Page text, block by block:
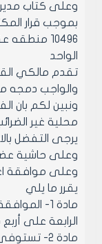
وعلى كتاب مديرية
الواحد
والواجب دمجه
محلية غير
يرجى التفضل
وعلى حاشية عضو
وعلى موافقة
يقرر ما يلي
الرابعة على
مادة 2- تستوفى فائدة قدرها 9% على هذا التقسيط وتعتبر الفائدة جزء لا يتجزأ من القسط